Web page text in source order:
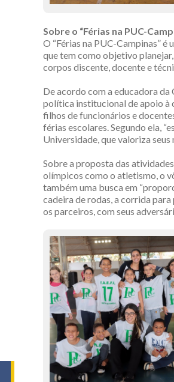
Sobre o “Férias na PUC-
O “Férias na PUC-Campinas”
que tem como objetivo
corpos discente, docente e
De acordo com a educadora
política institucional de apoio à
filhos de funcionários e
férias escolares. Segundo ela,
Universidade, que valoriza seus
Sobre a proposta das
olímpicos como o atletismo, o
também uma busca em
cadeira de rodas, a corrida
os parceiros, com seus